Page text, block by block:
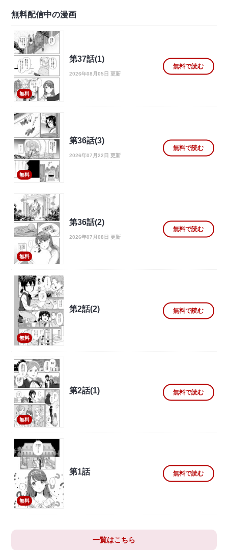
無料配信中の漫画
無料
第37話(1)
2026年08月05日 更新
無料で読む
無料
第36話(3)
2026年07月22日 更新
無料で読む
無料
第36話(2)
2026年07月08日 更新
無料で読む
無料
第2話(2) 無料で読む
無料
第2話(1) 無料で読む
無料
第1話 無料で読む
一覧はこちら